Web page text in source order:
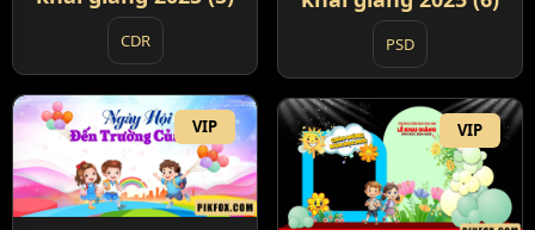
CDR PSD
VIP VIP